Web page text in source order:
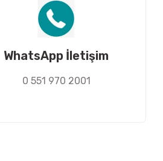
WhatsApp İletişim
0 551 970 2001